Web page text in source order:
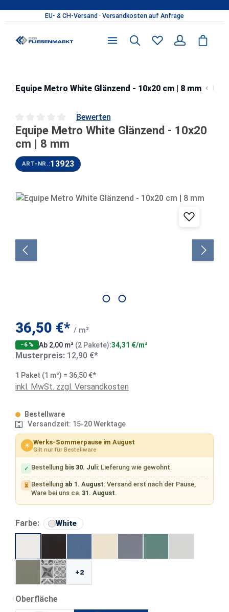
Zum Hauptinhalt springen
Equipe Metro White Glänzend - 10x20 cm | 8 mm
Durchschnittliche Bewertung von 0 von 5 Sternen
Bewerten
Equipe Metro White Glänzend - 10x20
cm | 8 mm
ART-NR.:13923
Bildergalerie überspringen
36,50 €* / m²
−6 % Ab 2,00 m² (2 Pakete):34,31 €/m²
Musterpreis: 12,90 €*
1 Paket (1 m²) = 36,50 €*
inkl. MwSt. zzgl. Versandkosten
Bestellware
Versandzeit: 15-20 Werktage
☀ Werks-Sommerpause im August
Gilt nur für Bestellware
✓ Bestellung bis 30. Juli: Lieferung wie gewohnt.
⏳ Bestellung ab 1. August: Versand erst nach der Pause,
Ware bei uns ca.31. August.
Farbe: White auswählen
+2
Oberflächeauswählen